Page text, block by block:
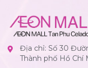
Địa chỉ: Số 30
Thành phố Hồ Chí